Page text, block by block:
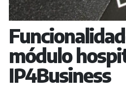
módulo
IP4Business